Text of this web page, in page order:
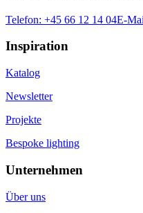
Telefon: +45 66 12 14 04E-
Inspiration
Katalog
Newsletter
Projekte
Bespoke lighting
Unternehmen
Über uns